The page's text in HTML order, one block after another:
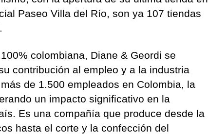
Paseo Villa del Río, son ya 107 tiendas
colombiana, Diane & Geordi se
contribución al empleo y a la industria
de 1.500 empleados en Colombia, la
un impacto significativo en la
Es una compañía que produce desde la
hasta el corte y la confección del